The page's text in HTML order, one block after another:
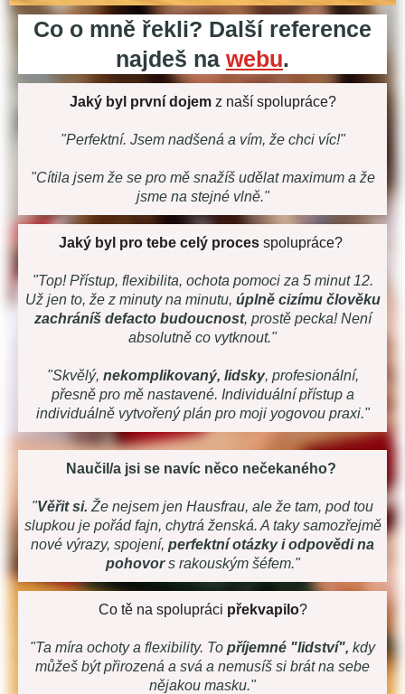
Co o mně řekli? Další reference
najdeš na webu.
Jaký byl první dojemz naší spolupráce?
"Perfektní. Jsem nadšená a vím, že chci víc!"
"Cítila jsem že se pro mě snažíš udělat maximum a že
jsme na stejné vlně."
Jaký byl pro tebe celý proces spolupráce?
"Top! Přístup, flexibilita, ochota pomoci za 5 minut 12.
Už jen to, že z minuty na minutu, úplně cizímu člověku
zachráníš defacto budoucnost, prostě pecka! Není
absolutně co vytknout."
"Skvělý, nekomplikovaný, lidsky, profesionální,
přesně pro mě nastavené. Individuální přístup a
individuálně vytvořený plán pro moji yogovou praxi."
Naučil/a jsi se navíc něco nečekaného?
"Věřit si. Že nejsem jen Hausfrau, ale že tam, pod tou
slupkou je pořád fajn, chytrá ženská. A taky samozřejmě
nové výrazy, spojení, perfektní otázky i odpovědi na
pohovors rakouským šéfem."
Co tě na spolupráci překvapilo?
"Ta míra ochoty a flexibility. To příjemné "lidství", kdy
můžeš být přirozená a svá a nemusíš si brát na sebe
nějakou masku."